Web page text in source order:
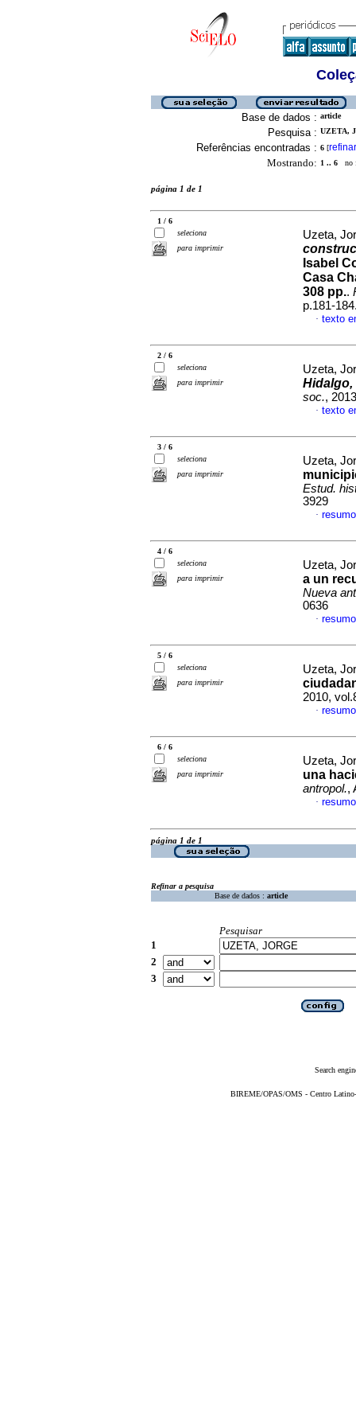
Base de dados : article
Pesquisa : UZETA,
Referências encontradas : 6 [refinar
Mostrando: 1 .. 6 no
página 1 de 1
1 / 6
seleciona
para imprimir
Uzeta,
Isabel
Casa
308 pp..
p.181-
· texto
2 / 6
seleciona
para imprimir
Uzeta,
Hidalgo,
soc.,
· texto
3 / 6
seleciona
para imprimir
Uzeta,
Estud.
3929
·
4 / 6
seleciona
para imprimir
Uzeta,
a un
Nueva
0636
·
5 / 6
seleciona
para imprimir
Uzeta,
2010,
·
6 / 6
seleciona
para imprimir
Uzeta,
una
antropol.,
·
página 1 de 1
Refinar a pesquisa
Base de dados : article
Pesquisar
1
2
3
Search
BIREME/OPAS/OMS - Centro Latino-